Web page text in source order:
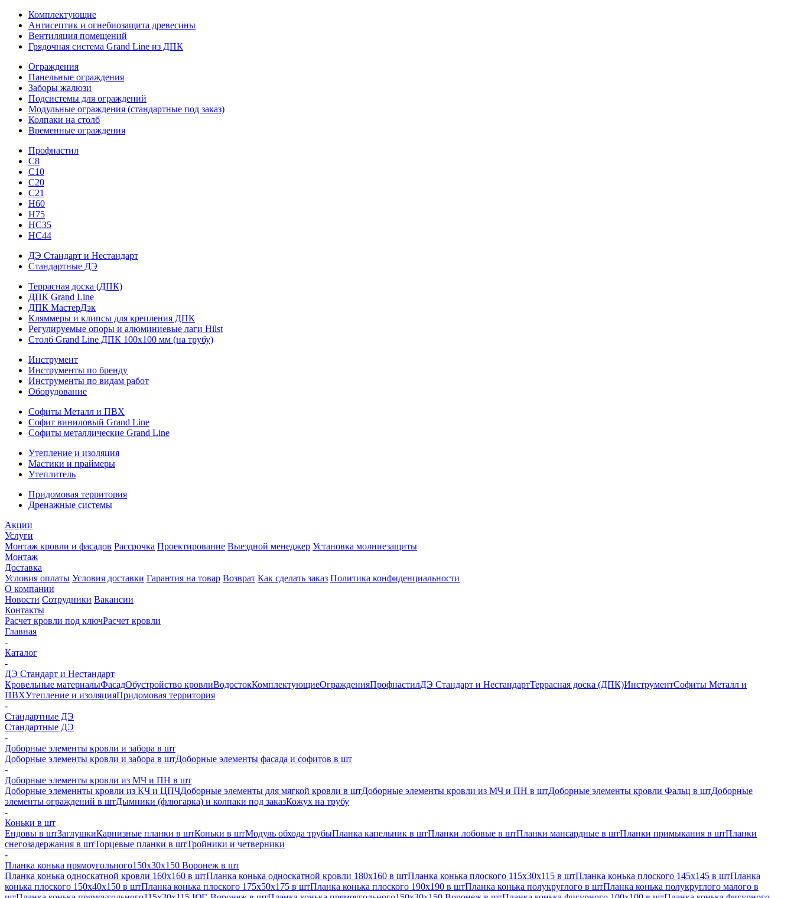
Комплектующие
Антисептик и огнебиозащита древесины
Вентиляция помещений
Грядочная система Grand Line из ДПК
Ограждения
Панельные ограждения
Заборы жалюзи
Подсистемы для ограждений
Модульные ограждения (стандартные под заказ)
Колпаки на столб
Временные ограждения
Профнастил
С8
С10
С20
С21
H60
H75
HС35
НС44
ДЭ Стандарт и Нестандарт
Стандартные ДЭ
Террасная доска (ДПК)
ДПК Grand Line
ДПК МастерДэк
Кляммеры и клипсы для крепления ДПК
Регулируемые опоры и алюминиевые лаги Hilst
Столб Grand Line ДПК 100х100 мм (на трубу)
Инструмент
Инструменты по бренду
Инструменты по видам работ
Оборудование
Софиты Металл и ПВХ
Софит виниловый Grand Line
Софиты металлические Grand Line
Утепление и изоляция
Мастики и праймеры
Утеплитель
Придомовая территория
Дренажные системы
Акции
Услуги
Монтаж кровли и фасадов Рассрочка Проектирование Выездной менеджер Установка молниезащиты
Монтаж
Доставка
Условия оплаты Условия доставки Гарантия на товар Возврат Как сделать заказ Политика конфиденциальности
О компании
Новости Сотрудники Вакансии
Контакты
Расчет кровли под ключРасчет кровли
Главная
-
Каталог
-
ДЭ Стандарт и Нестандарт
Кровельные материалыФасадОбустройство кровлиВодостокКомплектующиеОгражденияПрофнастилДЭ Стандарт и НестандартТеррасная доска (ДПК)ИнструментСофиты Металл и
ПВХУтепление и изоляцияПридомовая территория
-
Стандартные ДЭ
Стандартные ДЭ
-
Доборные элементы кровли и забора в шт
Доборные элементы кровли и забора в штДоборные элементы фасада и софитов в шт
-
Доборные элементы кровли из МЧ и ПН в шт
Доборные элеменнты кровли из КЧ и ЦПЧДоборные элементы для мягкой кровли в штДоборные элементы кровли из МЧ и ПН в штДоборные элементы кровли Фальц в штДоборные
элементы ограждений в штДымники (флюгарка) и колпаки под заказКожух на трубу
-
Коньки в шт
Ендовы в штЗаглушкиКарнизные планки в штКоньки в штМодуль обхода трубыПланка капельник в штПланки лобовые в штПланки мансардные в штПланки примыкания в штПланки
снегозадержания в штТорцевые планки в штТройники и четверники
-
Планка конька прямоугольного150х30х150 Воронеж в шт
Планка конька односкатной кровли 160х160 в штПланка конька односкатной кровли 180х160 в штПланка конька плоского 115х30х115 в штПланка конька плоского 145х145 в штПланка
конька плоского 150х40х150 в штПланка конька плоского 175х50х175 в штПланка конька плоского 190х190 в штПланка конька полукруглого в штПланка конька полукруглого малого в